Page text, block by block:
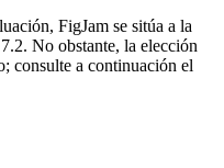
FigJam se sitúa a la
No obstante, la elección
consulte a continuación el